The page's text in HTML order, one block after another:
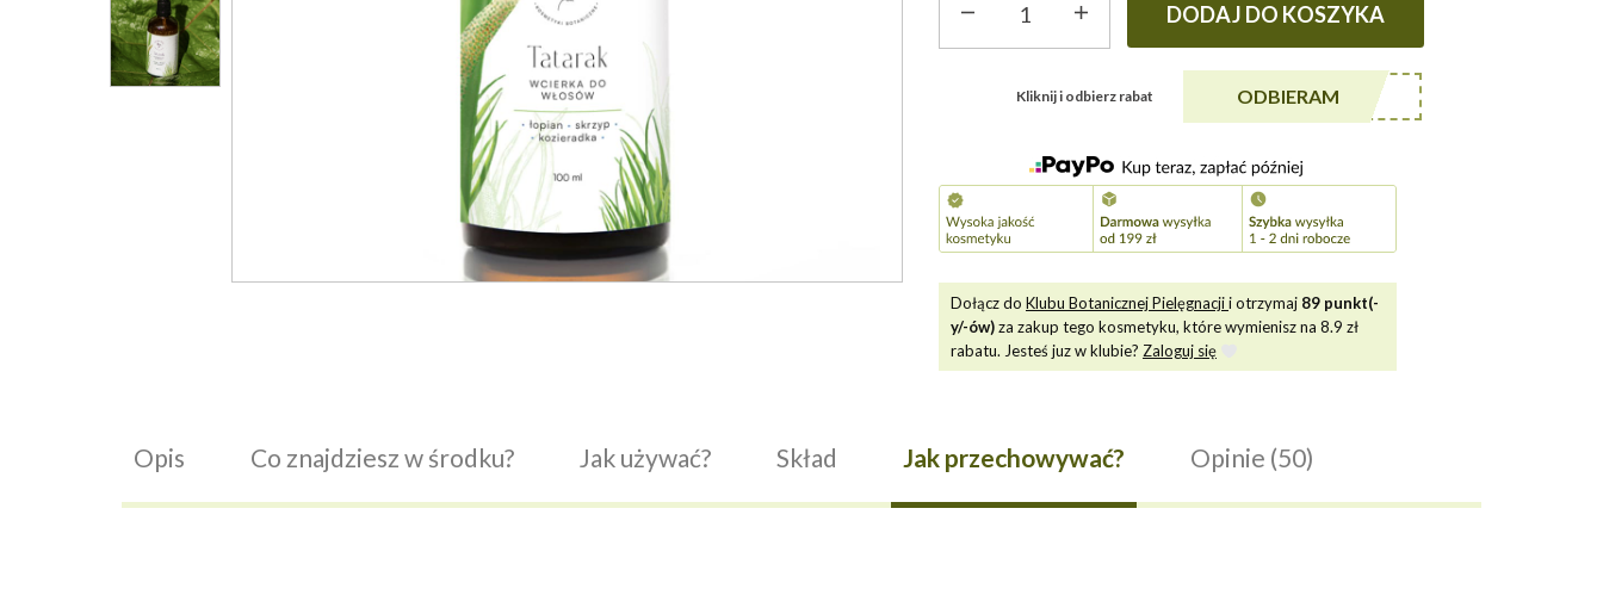
DODAJ DO KOSZYKA
Kliknij i odbierz rabat ODBIERAM
******A5
Dołącz do Klubu Botanicznej Pielęgnacjii otrzymaj 89 punkt(-
y/-ów)za zakup tego kosmetyku, które wymienisz na 8.9 zł
rabatu. Jesteś juz w klubie? Zaloguj się
Opis Co znajdziesz w środku? Jak używać? Skład Jak przechowywać? Opinie (50)